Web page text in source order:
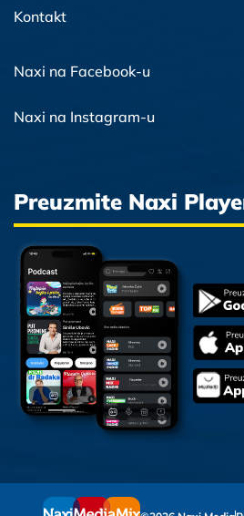
Kontakt
Naxi na Facebook-u
Naxi na Instagram-u
Preuzmite Naxi